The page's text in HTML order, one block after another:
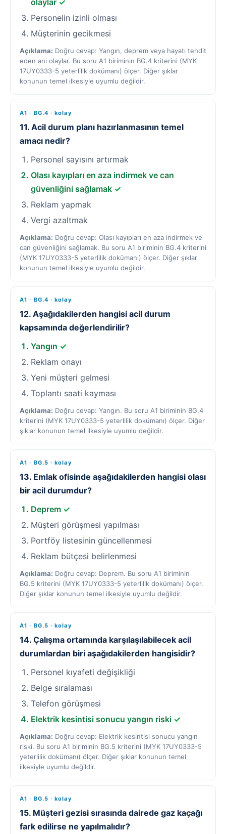
olaylar ✓
Personelin izinli olması
Müşterinin gecikmesi
Açıklama: Doğru cevap: Yangın, deprem veya hayatı tehdit
eden ani olaylar. Bu soru A1 biriminin BG.4 kriterini (MYK
17UY0333-5 yeterlilik dokümanı) ölçer. Diğer şıklar
konunun temel ilkesiyle uyumlu değildir.
A1 · BG.4 · kolay
11. Acil durum planı hazırlanmasının temel
amacı nedir?
Personel sayısını artırmak
Olası kayıpları en aza indirmek ve can
güvenliğini sağlamak ✓
Reklam yapmak
Vergi azaltmak
Açıklama: Doğru cevap: Olası kayıpları en aza indirmek ve
can güvenliğini sağlamak. Bu soru A1 biriminin BG.4 kriterini
(MYK 17UY0333-5 yeterlilik dokümanı) ölçer. Diğer şıklar
konunun temel ilkesiyle uyumlu değildir.
A1 · BG.4 · kolay
12. Aşağıdakilerden hangisi acil durum
kapsamında değerlendirilir?
Yangın ✓
Reklam onayı
Yeni müşteri gelmesi
Toplantı saati kayması
Açıklama: Doğru cevap: Yangın. Bu soru A1 biriminin BG.4
kriterini (MYK 17UY0333-5 yeterlilik dokümanı) ölçer. Diğer
şıklar konunun temel ilkesiyle uyumlu değildir.
A1 · BG.5 · kolay
13. Emlak ofisinde aşağıdakilerden hangisi olası
bir acil durumdur?
Deprem ✓
Müşteri görüşmesi yapılması
Portföy listesinin güncellenmesi
Reklam bütçesi belirlenmesi
Açıklama: Doğru cevap: Deprem. Bu soru A1 biriminin
BG.5 kriterini (MYK 17UY0333-5 yeterlilik dokümanı) ölçer.
Diğer şıklar konunun temel ilkesiyle uyumlu değildir.
A1 · BG.5 · kolay
14. Çalışma ortamında karşılaşılabilecek acil
durumlardan biri aşağıdakilerden hangisidir?
Personel kıyafeti değişikliği
Belge sıralaması
Telefon görüşmesi
Elektrik kesintisi sonucu yangın riski ✓
Açıklama: Doğru cevap: Elektrik kesintisi sonucu yangın
riski. Bu soru A1 biriminin BG.5 kriterini (MYK 17UY0333-5
yeterlilik dokümanı) ölçer. Diğer şıklar konunun temel
ilkesiyle uyumlu değildir.
A1 · BG.5 · kolay
15. Müşteri gezisi sırasında dairede gaz kaçağı
fark edilirse ne yapılmalıdır?